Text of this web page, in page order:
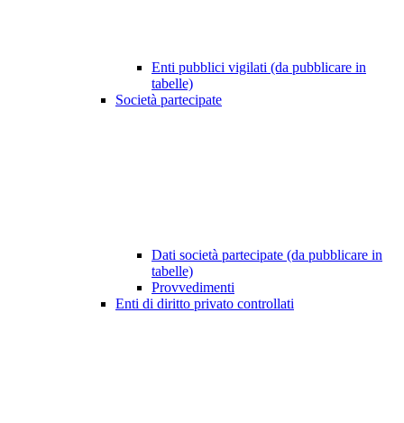
Enti pubblici vigilati (da pubblicare in
tabelle)
Società partecipate
Dati società partecipate (da pubblicare in
tabelle)
Provvedimenti
Enti di diritto privato controllati